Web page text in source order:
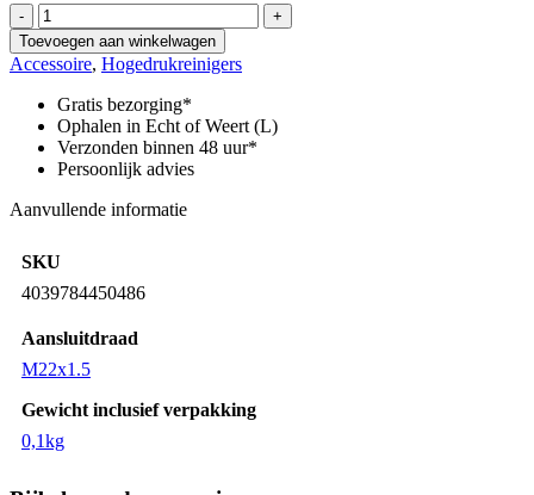
-
RM-
container
1l
voor
schuimlans
voor
bekers
aantal
+
Toevoegen aan winkelwagen
Accessoire, Hogedrukreinigers
Gratis bezorging*
Ophalen in Echt of Weert (L)
Verzonden binnen 48 uur*
Persoonlijk advies
Aanvullende informatie
SKU
4039784450486
Aansluitdraad
M22x1.5
Gewicht inclusief verpakking
0,1kg